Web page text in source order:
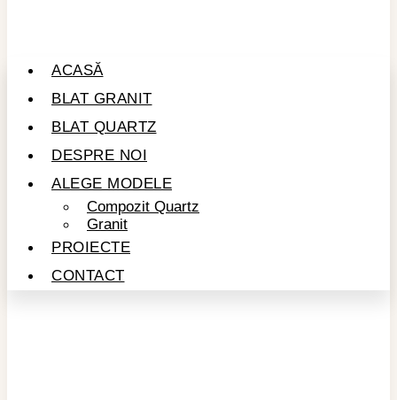
ACASĂ
BLAT GRANIT
BLAT QUARTZ
DESPRE NOI
ALEGE MODELE
Compozit Quartz
Granit
PROIECTE
CONTACT